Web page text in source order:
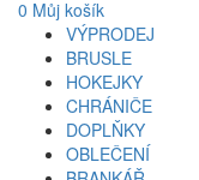
0 Můj košík
VÝPRODEJ
BRUSLE
HOKEJKY
CHRÁNIČE
DOPLŇKY
OBLEČENÍ